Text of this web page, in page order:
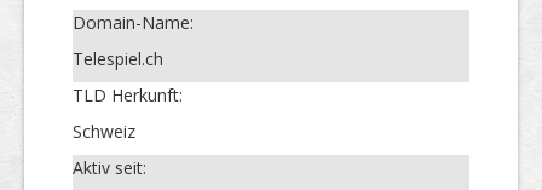
Domain-Name:
Telespiel.ch
TLD Herkunft:
Schweiz
Aktiv seit: